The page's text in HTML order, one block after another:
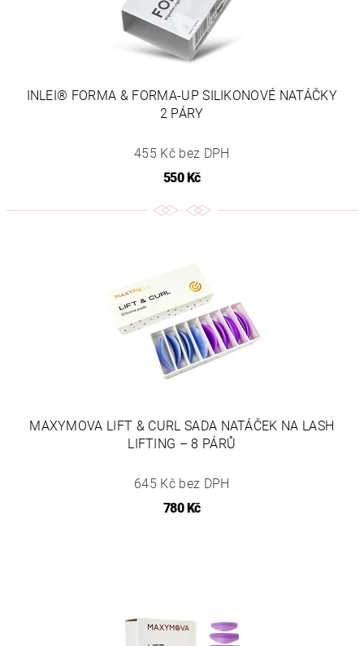
INLEI® FORMA & FORMA-UP SILIKONOVÉ NATÁČKY
2 PÁRY
455 Kč bez DPH
550 Kč
MAXYMOVA LIFT & CURL SADA NATÁČEK NA LASH
LIFTING – 8 PÁRŮ
645 Kč bez DPH
780 Kč